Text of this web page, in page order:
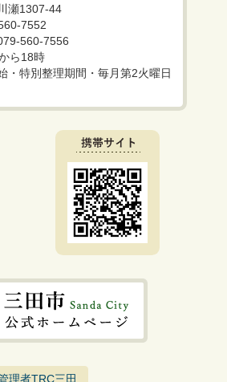
瀬1307-44
7552
560-7556
ら18時
・特別整理期間・毎月第2火曜日
理者TRC三田